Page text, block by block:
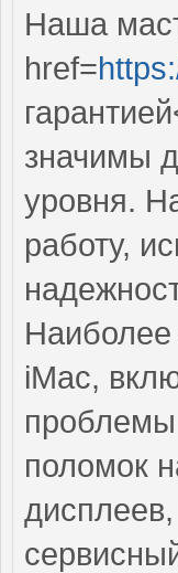
Наша
href=
значимы
уровня.
работу,
iMac,
поломок